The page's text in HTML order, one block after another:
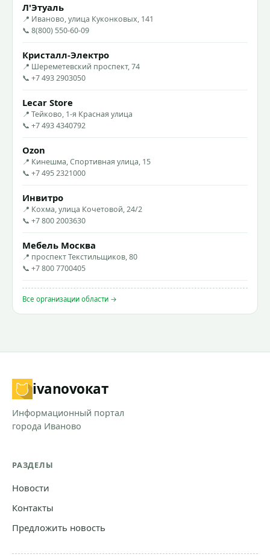
Л'Этуаль
📍 Иваново, улица Куконковых, 141
📞 8(800) 550-60-09
Кристалл-Электро
📍 Шереметевский проспект, 74
📞 +7 493 2903050
Lecar Store
📍 Тейково, 1-я Красная улица
📞 +7 493 4340792
Ozon
📍 Кинешма, Спортивная улица, 15
📞 +7 495 2321000
Инвитро
📍 Кохма, улица Кочетовой, 24/2
📞 +7 800 2003630
Мебель Москва
📍 проспект Текстильщиков, 80
📞 +7 800 7700405
Все организации области →
ivanovoкат
Информационный портал
города Иваново
РАЗДЕЛЫ
Новости
Контакты
Предложить новость